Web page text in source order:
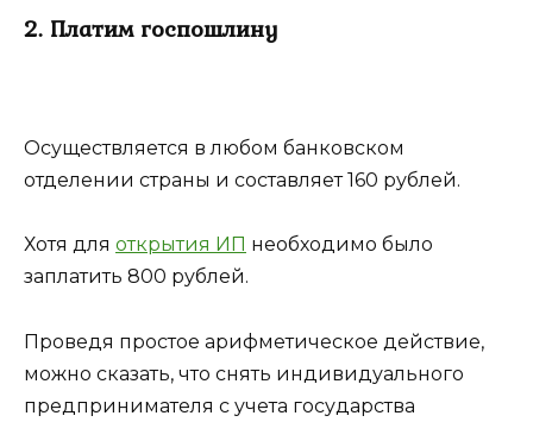
2. Платим госпошлину
Осуществляется в любом банковском
отделении страны и составляет 160 рублей.
Хотя для открытия ИП необходимо было
заплатить 800 рублей.
Проведя простое арифметическое действие,
можно сказать, что снять индивидуального
предпринимателя с учета государства